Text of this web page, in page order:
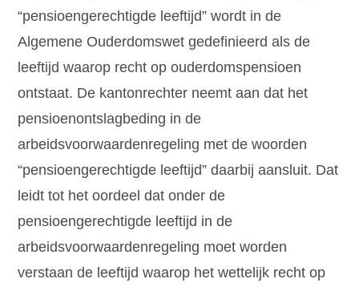
“pensioengerechtigde leeftijd” wordt in de
Algemene Ouderdomswet gedefinieerd als de
leeftijd waarop recht op ouderdomspensioen
ontstaat. De kantonrechter neemt aan dat het
pensioenontslagbeding in de
arbeidsvoorwaardenregeling met de woorden
“pensioengerechtigde leeftijd” daarbij aansluit. Dat
leidt tot het oordeel dat onder de
pensioengerechtigde leeftijd in de
arbeidsvoorwaardenregeling moet worden
verstaan de leeftijd waarop het wettelijk recht op